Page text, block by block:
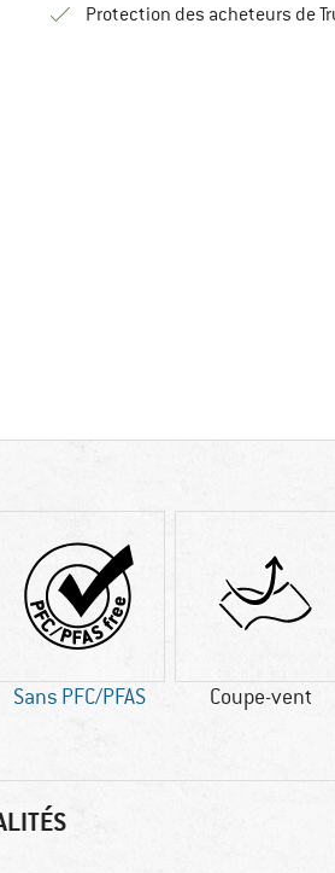
Protection des acheteurs de
Sans PFC/PFAS Coupe-vent